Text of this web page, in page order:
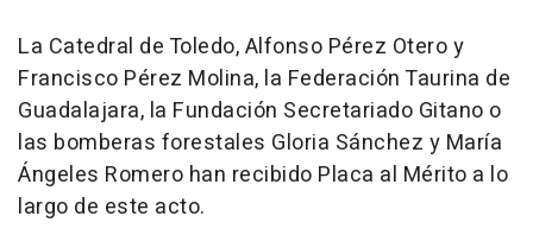
La Catedral de Toledo, Alfonso Pérez Otero y
Francisco Pérez Molina, la Federación Taurina de
Guadalajara, la Fundación Secretariado Gitano o
las bomberas forestales Gloria Sánchez y María
Ángeles Romero han recibido Placa al Mérito a lo
largo de este acto.